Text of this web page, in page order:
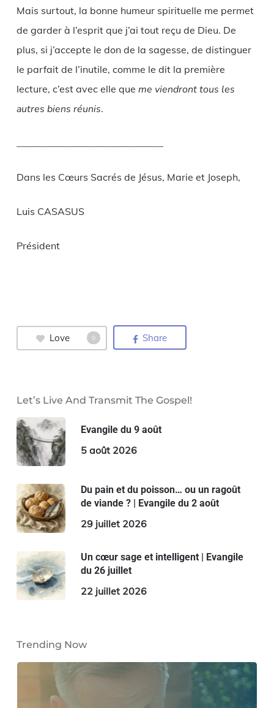
Mais surtout, la bonne humeur spirituelle me permet
de garder à l’esprit que j’ai tout reçu de Dieu. De
plus, si j’accepte le don de la sagesse, de distinguer
le parfait de l’inutile, comme le dit la première
lecture, c’est avec elle que me viendront tous les
autres biens réunis.
Dans les Cœurs Sacrés de Jésus, Marie et Joseph,
Luis CASASUS
Président
Love 0 Share
Let’s Live And Transmit The Gospel!
Evangile du 9 août
5 août 2026
Du pain et du poisson… ou un ragoût
de viande ? | Evangile du 2 août
29 juillet 2026
Un cœur sage et intelligent | Evangile
du 26 juillet
22 juillet 2026
Trending Now